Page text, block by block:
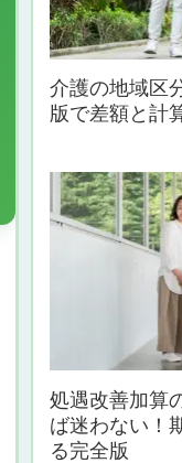
介護の地域区
版で差額と計
処遇改善加算
ば迷わない！
る完全版